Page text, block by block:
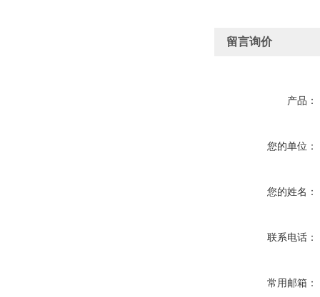
留言询价
产品：
您的单位：
您的姓名：
联系电话：
常用邮箱：